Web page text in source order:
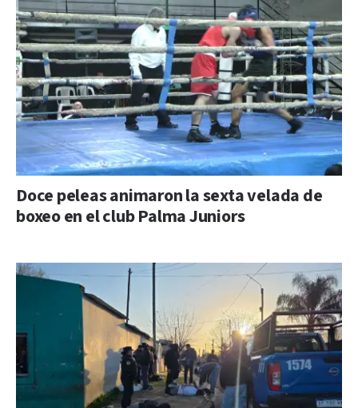
Doce peleas animaron la sexta velada de
boxeo en el club Palma Juniors